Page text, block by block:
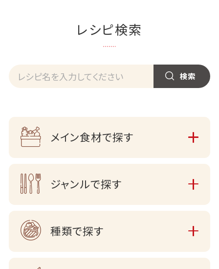
レシピ検索
メイン食材で探す
ジャンルで探す
種類で探す